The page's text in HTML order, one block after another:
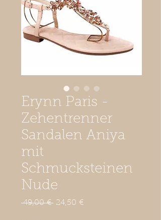
Erynn Paris -
Zehentrenner
Sandalen Aniya
mit
Schmucksteinen
Nude
49,00 € Standardpreis
24,50 €Sale-